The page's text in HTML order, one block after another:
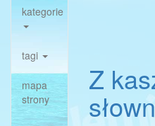
kategorie
tagi
mapa
strony
Z